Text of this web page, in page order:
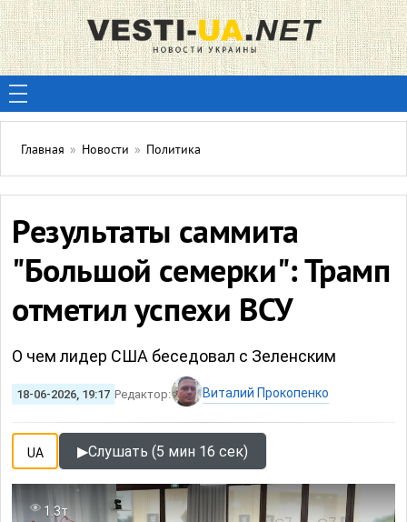
Главная » Новости » Политика
Результаты саммита
"Большой семерки": Трамп
отметил успехи ВСУ
О чем лидер США беседовал с Зеленским
18-06-2026, 19:17 Редактор: Виталий Прокопенко
UA ▶Слушать (5 мин 16 сек)
1.3т